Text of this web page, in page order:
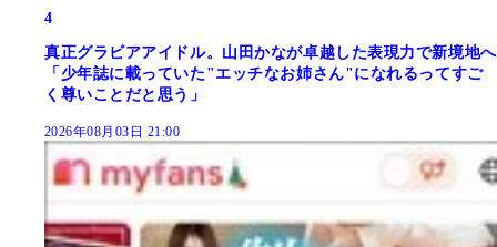
4
真正グラビアアイドル。山田かなが卓越した表現力で新境地へ
「少年誌に載っていた"エッチなお姉さん"になれるってすご
く尊いことだと思う」
2026年08月03日 21:00